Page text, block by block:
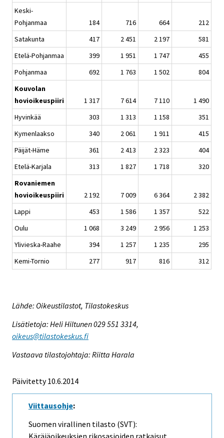
Keski-
Pohjanmaa
184 716 664
212
Satakunta
417 2 451 2 197
581
Etelä-Pohjanmaa
399 1 951 1 747
455
Pohjanmaa
692 1 763 1 502
804
Kouvolan
hovioikeuspiiri
1 317 7 614 7 110
1 490
Hyvinkää
303 1 313 1 158
351
Kymenlaakso
340 2 061 1 911
415
Päijät-Häme
361 2 413 2 323
404
Etelä-Karjala
313 1 827 1 718
320
Rovaniemen
hovioikeuspiiri
2 192 7 009 6 364
2 382
Lappi
453 1 586 1 357
522
Oulu
1 068 3 249 2 956
1 253
Ylivieska-Raahe
394 1 257 1 235
295
Kemi-Tornio
277 917 816 312
Lähde: Oikeustilastot, Tilastokeskus
Lisätietoja: Heli Hiltunen 029 551 3314,
oikeus@tilastokeskus.fi
Vastaava tilastojohtaja: Riitta Harala
Päivitetty 10.6.2014
Viittausohje:
Suomen virallinen tilasto (SVT):
Käräjäoikeuksien rikosasioiden ratkaisut